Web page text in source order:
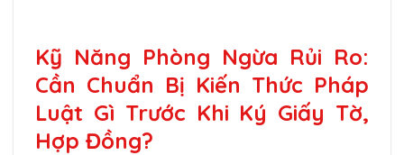
Kỹ Năng Phòng Ngừa Rủi Ro:
Cần Chuẩn Bị Kiến Thức Pháp
Luật Gì Trước Khi Ký Giấy Tờ,
Hợp Đồng?